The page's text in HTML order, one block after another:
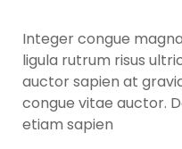
Integer congue
ligula rutrum risus
auctor sapien at
congue vitae auctor.
etiam sapien